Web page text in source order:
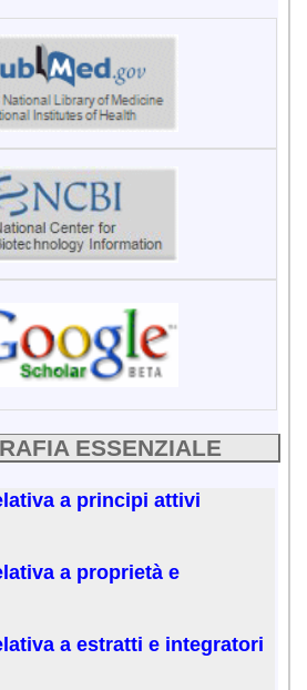
ESSENZIALE
a principi attivi
a proprietà e
a estratti e integratori